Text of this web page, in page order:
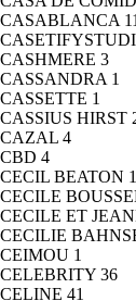
CASABLANCA 11
CASHMERE 3
CASSANDRA 1
CASSETTE 1
CASSIUS HIRST
CAZAL 4
CBD 4
CECIL BEATON 1
CECILE
CECILE ET
CECILIE
CEIMOU 1
CELEBRITY 36
CELINE 41